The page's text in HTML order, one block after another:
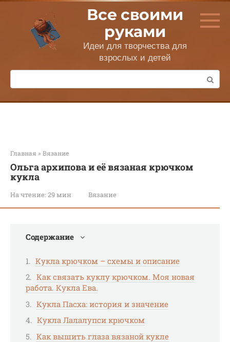
Перейти
контенту
Все своими
руками
Идеи для творчества для
взрослых и детей
Поиск:
Главная » Вязание
Ольга архипова и её вязаная крючком
кукла
На чтение: 29 мин Вязание
Содержание
Кукла крючком – схемы и описание
Как связать куклу крючком. Моя новая
работа. Кукла Ева.
Кукла Пасха: история и значение
Кукла Лалалупси крючком
Как вышить глаза вязаной кукле